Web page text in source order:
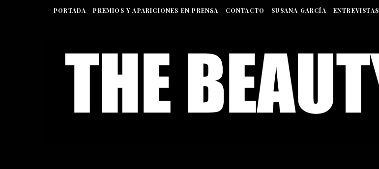
PORTADA PREMIOS Y APARICIONES EN PRENSA CONTACTO SUSANA GARCÍA ENTREVISTAS